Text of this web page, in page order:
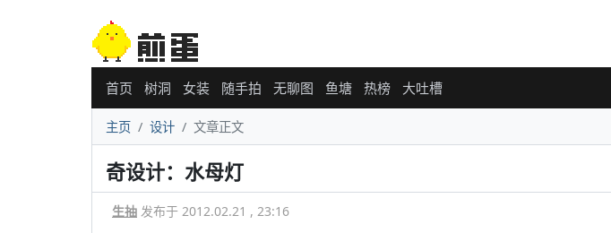
首页 树洞 女装 随手拍 无聊图 鱼塘 热榜 大吐槽
主页 设计 文章正文
奇设计：水母灯
生抽 发布于 2012.02.21 , 23:16